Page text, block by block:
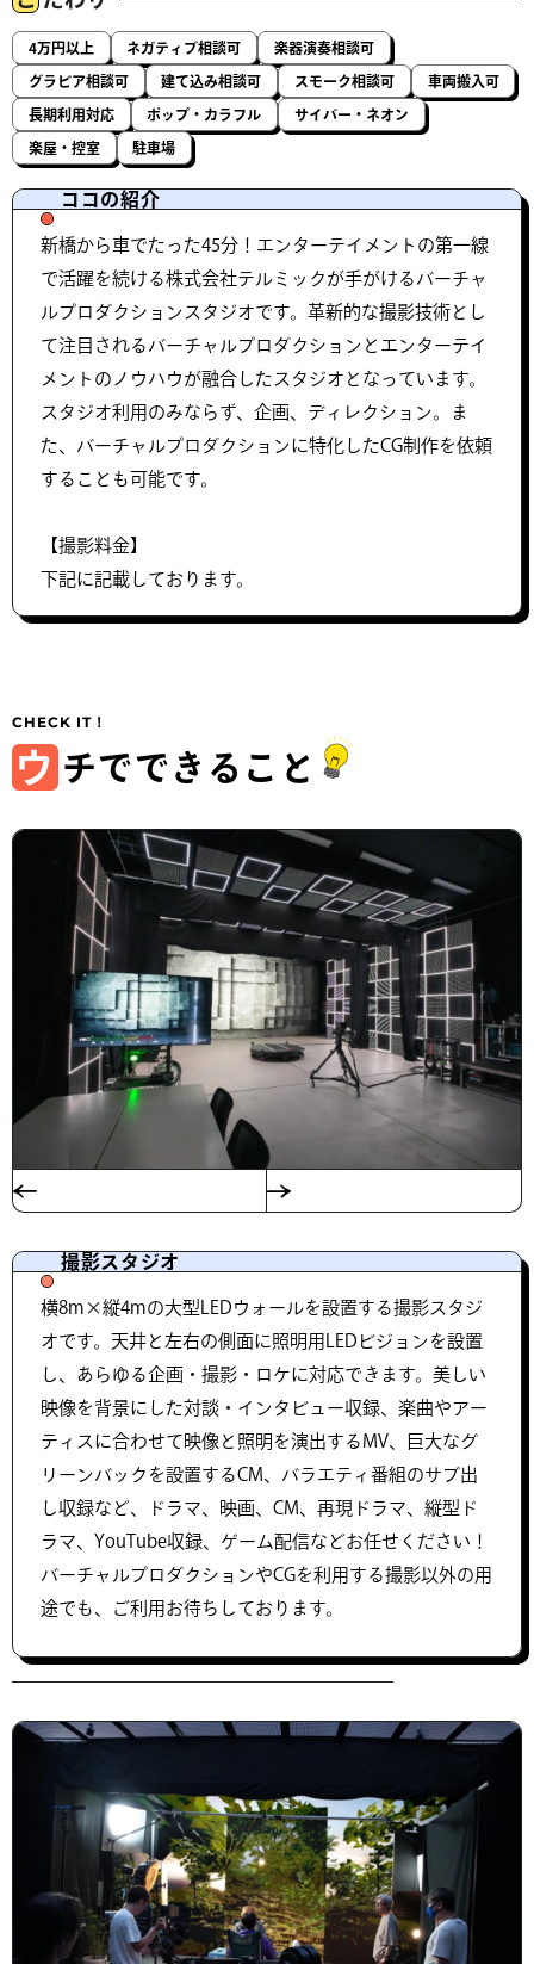
4万円以上 ネガティブ相談可 楽器演奏相談可
グラビア相談可 建て込み相談可 スモーク相談可 車両搬入可
長期利用対応 ポップ・カラフル サイバー・ネオン
楽屋・控室 駐車場
ココの紹介
新橋から車でたった45分！エンターテイメントの第一線
で活躍を続ける株式会社テルミックが手がけるバーチャ
ルプロダクションスタジオです。革新的な撮影技術とし
て注目されるバーチャルプロダクションとエンターテイ
メントのノウハウが融合したスタジオとなっています。
スタジオ利用のみならず、企画、ディレクション。ま
た、バーチャルプロダクションに特化したCG制作を依頼
することも可能です。
【撮影料金】
下記に記載しております。
ウ チでできること
撮影スタジオ
横8m×縦4mの大型LEDウォールを設置する撮影スタジ
オです。天井と左右の側面に照明用LEDビジョンを設置
し、あらゆる企画・撮影・ロケに対応できます。美しい
映像を背景にした対談・インタビュー収録、楽曲やアー
ティスに合わせて映像と照明を演出するMV、巨大なグ
リーンバックを設置するCM、バラエティ番組のサブ出
し収録など、ドラマ、映画、CM、再現ドラマ、縦型ド
ラマ、YouTube収録、ゲーム配信などお任せください！
バーチャルプロダクションやCGを利用する撮影以外の用
途でも、ご利用お待ちしております。